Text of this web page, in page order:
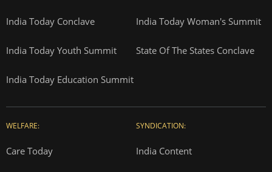
India Today Conclave India Today Woman's Summit
India Today Youth Summit State Of The States Conclave
India Today Education Summit
WELFARE:
Care Today
SYNDICATION:
India Content